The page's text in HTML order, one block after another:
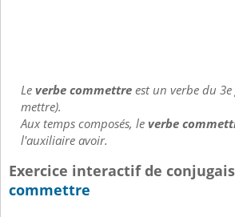
Leverbe commettreest un verbe du
mettre).
Aux temps composés, leverbe
l'auxiliaire avoir.
Exercice interactif de
commettre